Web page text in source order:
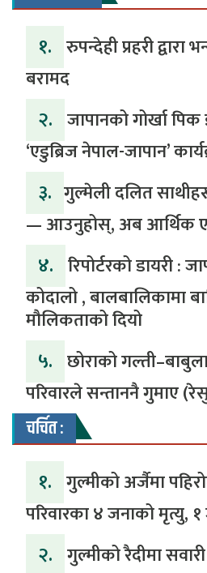
१. रुपन्देही प्रहरी
बरामद
२. जापानको गोर्खा
‘एडुब्रिज नेपाल-जापान’
३. ​गुल्मेली दलित
— आउनुहोस्, अब आर्थिक
४. रिपोर्टरको डायरी :
कोदालो , बालबालिकामा
मौलिकताको दियो
५. ‎​छोराको
परिवारले सन्ताननै गुमाए
चर्चित :
१. गुल्मीको अर्जैमा
परिवारका ४ जनाको मृत्यु, १
२. गुल्मीको रैदीमा